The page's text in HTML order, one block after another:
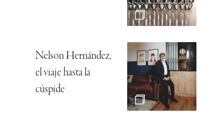
Nelson Hernández,
el viaje hasta la
cúspide